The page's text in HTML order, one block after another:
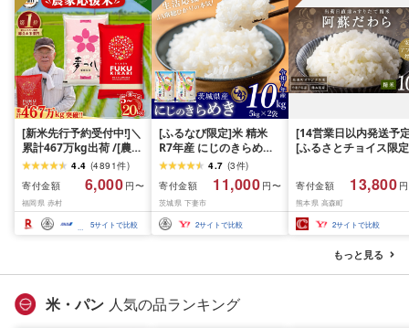
[新米先行予約受付中!]＼
累計467万kg出荷 /[農家
応援米]訳あり 令和7年産
令和8年産ふくきらり 夢
つくし 5kg 10kg 15kg
20kg [選べる品種・内容
量・出荷時期]複数原料
米 白米 精米 国産 限定
グ
4.4 (4891件)
寄付金額
6,000 円〜
福岡県 赤村
5サイトで比較
[ふるなび限定]米 精米
R7年産 にじのきらめき
10kg 10月 FN-Limited-
4.7 (3件)
寄付金額
11,000 円〜
茨城県 下妻市
2サイトで比較
[14営業日以内発送予
[ふるさとチョイス限定
だわら 熊本県 高森町
リジナル米 計
10kg(5kg×2袋)精米 お
米 米 5kg×2 10kg
寄付金額 13,800
熊本県 高森町
2サイトで比較
もっと見る
米・パン 人気の品ランキング